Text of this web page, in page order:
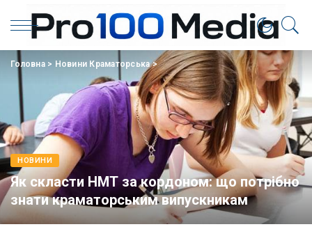
Головна> Новини Краматорська>
НОВИНИ
Як скласти НМТ за кордоном: що потрібно
знати краматорським випускникам